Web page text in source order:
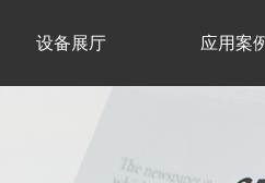
设备展厅 应用案